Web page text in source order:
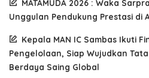
MATAMUDA 2026 : Waka
Unggulan Pendukung Prestasi di
Kepala MAN IC Sambas Ikuti
Pengelolaan, Siap Wujudkan
Berdaya Saing Global